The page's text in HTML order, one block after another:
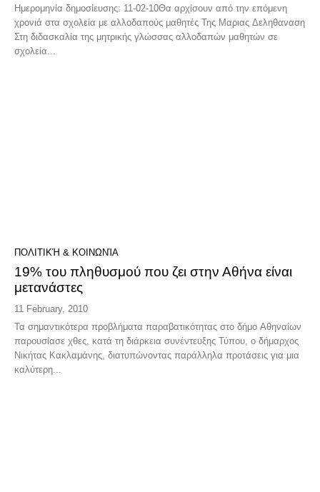
Hμερομηνία δημοσίευσης: 11-02-10Θα αρχίσουν από την επόμενη
χρονιά στα σχολεία με αλλοδαπούς μαθητές Της Μαριας Δεληθαναση
Στη διδασκαλία της μητρικής γλώσσας αλλοδαπών μαθητών σε
σχολεία...
ΠΟΛΙΤΙΚΉ & ΚΟΙΝΩΝΊΑ
19% του πληθυσμού που ζει στην Αθήνα είναι
μετανάστες
11 February, 2010
Τα σημαντικότερα προβλήματα παραβατικότητας στο δήμο Αθηναίων
παρουσίασε χθες, κατά τη διάρκεια συνέντευξης Τύπου, ο δήμαρχος
Νικήτας Κακλαμάνης, διατυπώνοντας παράλληλα προτάσεις για μια
καλύτερη...